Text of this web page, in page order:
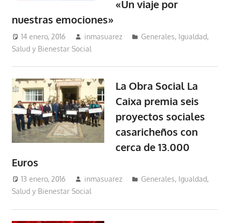
«Un viaje por
nuestras emociones»
14 enero, 2016 inmasuarez Generales, Igualdad,
Salud y Bienestar Social
La Obra Social La
Caixa premia seis
proyectos sociales
casaricheños con
cerca de 13.000
Euros
13 enero, 2016 inmasuarez Generales, Igualdad,
Salud y Bienestar Social